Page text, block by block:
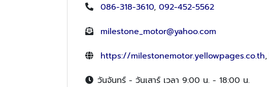
086-318-3610, 092-452-5562
milestone_motor@yahoo.com
https://milestonemotor.yellowpages.co.th,
วันจันทร์ - วันเสาร์ เวลา 9:00 น. - 18:00 น.